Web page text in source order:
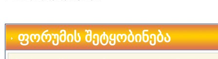
ფორუმის შეტყობინება